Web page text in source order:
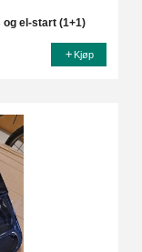
el-start (1+1)
Kjøp